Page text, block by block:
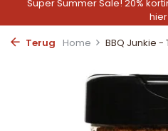
Super Summer Sale! 20%
Terug
Home BBQ Junkie -